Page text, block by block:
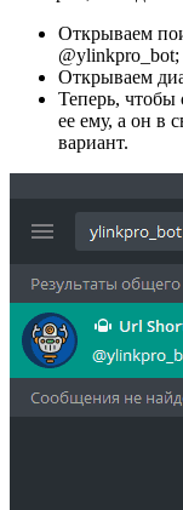
Открываем
@ylinkpro_bot;
Открываем
Теперь, чтобы
ее ему, а он в
вариант.